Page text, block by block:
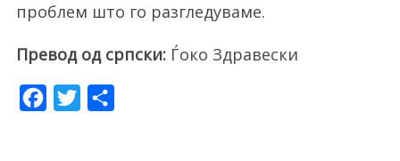
проблем што го разгледуваме.
Превод од српски:Ѓоко Здравески